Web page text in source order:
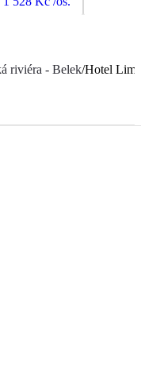
riviéra - Belek/Hotel